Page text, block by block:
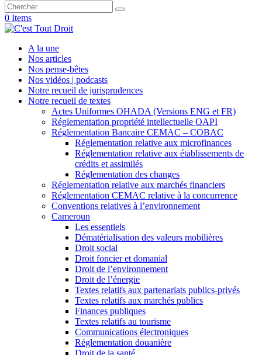
0 Items
A la une
Nos articles
Nos pense-bêtes
Nos vidéos | podcasts
Notre recueil de jurisprudences
Notre recueil de textes
Actes Uniformes OHADA (Versions ENG et FR)
Réglementation propriété intellectuelle OAPI
Réglementation Bancaire CEMAC – COBAC
Réglementation relative aux microfinances
Réglementation relative aux établissements de
crédits et assimilés
Réglementation des changes
Réglementation relative aux marchés financiers
Réglementation CEMAC relative à la concurrence
Conventions relatives à l’environnement
Cameroun
Les essentiels
Dématérialisation des valeurs mobilières
Droit social
Droit foncier et domanial
Droit de l’environnement
Droit de l’énergie
Textes relatifs aux partenariats publics-privés
Textes relatifs aux marchés publics
Finances publiques
Textes relatifs au tourisme
Communications électroniques
Réglementation douanière
Droit de la santé